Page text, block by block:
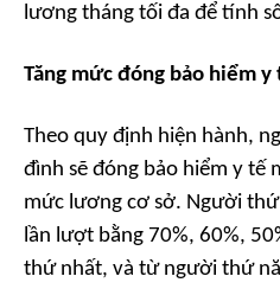
lương tháng tối đa để tính
Tăng mức đóng bảo hiểm y
Theo quy định hiện hành,
đình sẽ đóng bảo hiểm y tế
mức lương cơ sở. Người
lần lượt bằng 70%, 60%,
thứ nhất, và từ người thứ